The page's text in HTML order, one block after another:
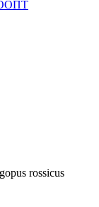
ООПТ
rossicus